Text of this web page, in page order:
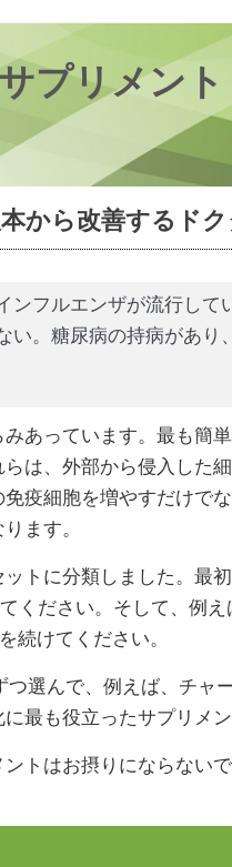
プリメント
から改善するドク
フルエンザが流行して
。糖尿病の持病があ
あっています。最も簡
は、外部から侵入した
疫細胞を増やすだけで
ます。
トに分類しました。最
ください。そして、例
続けてください。
選んで、例えば、チャ
最も役立ったサプリメ
トはお摂りにならないで